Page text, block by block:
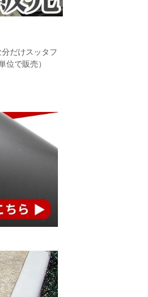
だけスッタフ
位で販売）